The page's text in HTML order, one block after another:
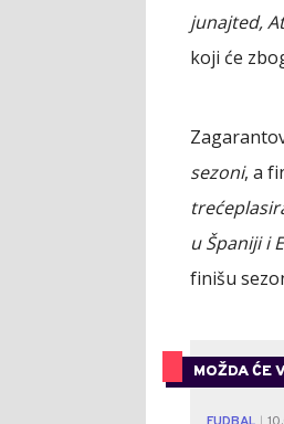
junajted,
koji će
sezoni, a
u Španiji i
finišu
MOŽDA ĆE